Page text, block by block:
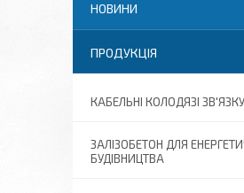
НОВИНИ
ПРОДУКЦІЯ
КАБЕЛЬНІ КОЛОДЯЗІ
ЗАЛІЗОБЕТОН ДЛЯ
БУДІВНИЦТВА